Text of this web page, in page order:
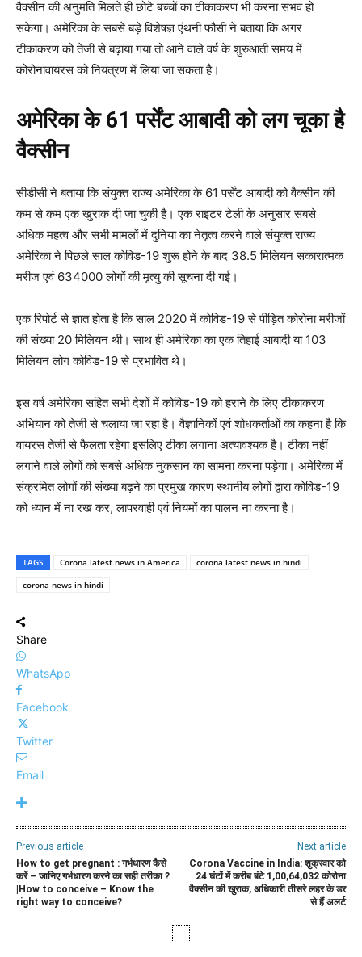
वैक्सीन की अनुमति मिलते ही छोटे बच्चों का टीकाकरण भी करना संभव हो
सकेगा। अमेरिका के सबसे बड़े विशेषज्ञ एंथनी फौसी ने बताया कि अगर
टीकाकरण को तेजी से बढ़ाया गया तो आने वाले वर्ष के शुरुआती समय में
कोरोनावायरस को नियंत्रण में लिया जा सकता है।
अमेरिका के 61 पर्सेंट आबादी को लग चूका है
वैक्सीन
सीडीसी ने बताया कि संयुक्त राज्य अमेरिका के 61 पर्सेंट आबादी को वैक्सीन की
कम से कम एक खुराक दी जा चुकी है। एक राइटर टेली के अनुसार सबसे
अधिक महत्व और सभी मामलों में दुनिया का नेतृत्व करने वाले संयुक्त राज्य
अमेरिका ने पिछले साल कोविड-19 शुरू होने के बाद 38.5 मिलियन सकारात्मक
मरीज एवं 634000 लोगों की मृत्यु की सूचना दी गई।
एक रिपोर्ट से ज्ञात होता है कि साल 2020 में कोविड-19 से पीड़ित कोरोना मरीजों
की संख्या 20 मिलियन थी। साथ ही अमेरिका का एक तिहाई आबादी या 103
मिलियन लोग कोविड-19 से प्रभावित थे।
इस वर्ष अमेरिका सहित सभी देशों में कोविड-19 को हराने के लिए टीकाकरण
अभियान को तेजी से चलाया जा रहा है। वैज्ञानिकों एवं शोधकर्ताओं का कहना है कि
वायरस तेजी से फैलता रहेगा इसलिए टीका लगाना अत्यावश्यक है। टीका नहीं
लगाने वाले लोगों को सबसे अधिक नुकसान का सामना करना पड़ेगा। अमेरिका में
संक्रमित लोगों की संख्या बढ़ने का प्रमुख कारण स्थानीय लोगों द्वारा कोविड-19
को ध्यान में ना रख कर, लापरवाही एवं नियमों का पालन ना करना है।
TAGS Corona latest news in America
corona latest news in hindi
corona news in hindi
Share
WhatsApp
Facebook
Twitter
Email
Previous article
How to get pregnant : गर्भधारण कैसे
करें – जानिए गर्भधारण करने का सही तरीका ?
|How to conceive – Know the
right way to conceive?
Next article
Corona Vaccine in India: शुक्रवार को
24 घंटों में करीब बंटे 1,00,64,032 कोरोना
वैक्सीन की खुराक, अधिकारी तीसरे लहर के डर
से हैं अलर्ट